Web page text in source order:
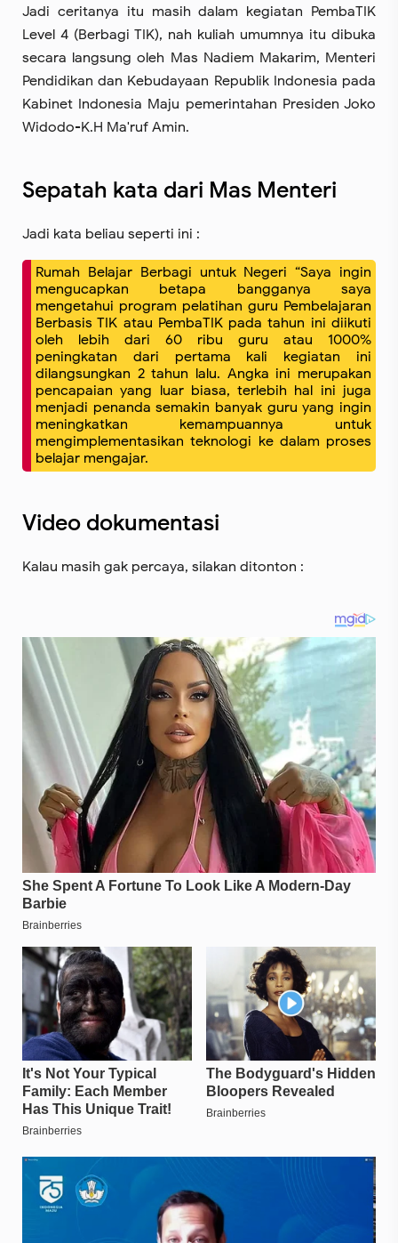
Jadi ceritanya itu masih dalam kegiatan PembaTIK
Level 4 (Berbagi TIK), nah kuliah umumnya itu dibuka
secara langsung oleh Mas Nadiem Makarim, Menteri
Pendidikan dan Kebudayaan Republik Indonesia pada
Kabinet Indonesia Maju pemerintahan Presiden Joko
Widodo-K.H Ma'ruf Amin.
Sepatah kata dari Mas Menteri
Jadi kata beliau seperti ini :
Rumah Belajar Berbagi untuk Negeri “Saya ingin
mengucapkan betapa bangganya saya
mengetahui program pelatihan guru Pembelajaran
Berbasis TIK atau PembaTIK pada tahun ini diikuti
oleh lebih dari 60 ribu guru atau 1000%
peningkatan dari pertama kali kegiatan ini
dilangsungkan 2 tahun lalu. Angka ini merupakan
pencapaian yang luar biasa, terlebih hal ini juga
menjadi penanda semakin banyak guru yang ingin
meningkatkan kemampuannya untuk
mengimplementasikan teknologi ke dalam proses
belajar mengajar.
Video dokumentasi
Kalau masih gak percaya, silakan ditonton :